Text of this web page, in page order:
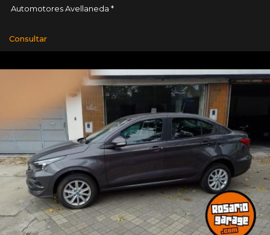
Automotores Avellaneda *
Consultar